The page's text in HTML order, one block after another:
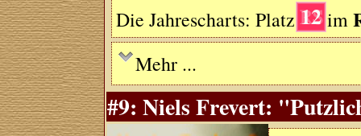
Die Jahrescharts: Platz 12 im
Mehr ...
#9: Niels Frevert: